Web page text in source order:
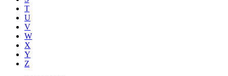
T
U
V
W
X
Y
Z